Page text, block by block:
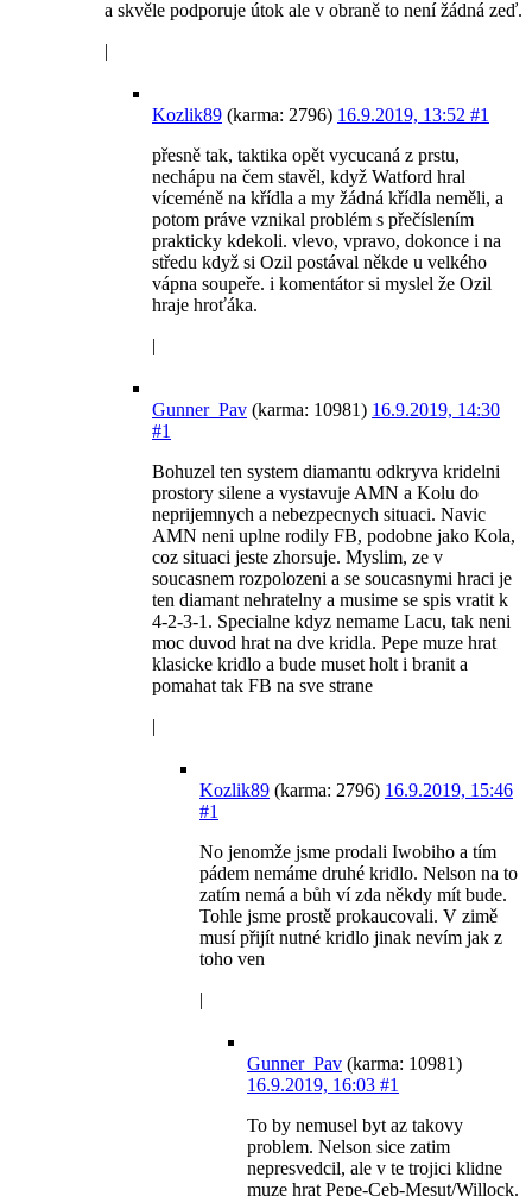
a skvěle podporuje útok ale v obraně to není žádná zeď.
|
Kozlik89 (karma: 2796) 16.9.2019, 13:52 #1
přesně tak, taktika opět vycucaná z prstu,
nechápu na čem stavěl, když Watford hral
víceméně na křídla a my žádná křídla neměli, a
potom práve vznikal problém s přečíslením
prakticky kdekoli. vlevo, vpravo, dokonce i na
středu když si Ozil postával někde u velkého
vápna soupeře. i komentátor si myslel že Ozil
hraje hroťáka.
|
Gunner_Pav (karma: 10981) 16.9.2019, 14:30
#1
Bohuzel ten system diamantu odkryva kridelni
prostory silene a vystavuje AMN a Kolu do
neprijemnych a nebezpecnych situaci. Navic
AMN neni uplne rodily FB, podobne jako Kola,
coz situaci jeste zhorsuje. Myslim, ze v
soucasnem rozpolozeni a se soucasnymi hraci je
ten diamant nehratelny a musime se spis vratit k
4-2-3-1. Specialne kdyz nemame Lacu, tak neni
moc duvod hrat na dve kridla. Pepe muze hrat
klasicke kridlo a bude muset holt i branit a
pomahat tak FB na sve strane
|
Kozlik89 (karma: 2796) 16.9.2019, 15:46
#1
No jenomže jsme prodali Iwobiho a tím
pádem nemáme druhé kridlo. Nelson na to
zatím nemá a bůh ví zda někdy mít bude.
Tohle jsme prostě prokaucovali. V zimě
musí přijít nutné kridlo jinak nevím jak z
toho ven
|
Gunner_Pav (karma: 10981)
16.9.2019, 16:03 #1
To by nemusel byt az takovy
problem. Nelson sice zatim
nepresvedcil, ale v te trojici klidne
muze hrat Pepe-Ceb-Mesut/Willock.